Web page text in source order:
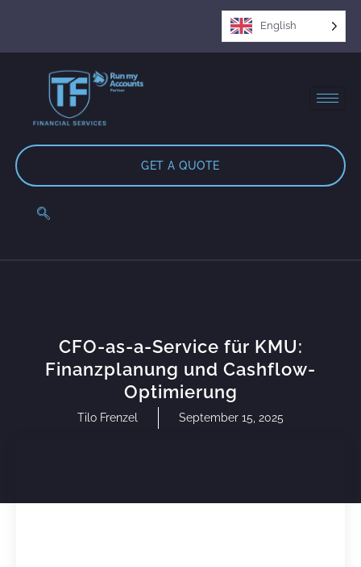
English
GET A QUOTE
CFO-as-a-Service für KMU:
Finanzplanung und Cashflow-
Optimierung
Tilo Frenzel September 15, 2025